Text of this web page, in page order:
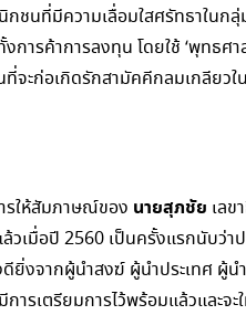
กชนที่มีความเลื่อมใสศรัทธาในก
ารค้าการลงทุน โดยใช้ ‘พุทธศ
ที่จะก่อเกิดรักสามัคคีกลมเกลีย
รให้สัมภาษณ์ของ นายสุภชัย เลข
เมื่อปี 2560 เป็นครั้งแรกนับว่า
ยิ่งจากผู้นำสงฆ์ ผู้นำประเทศ ผู้
ารเตรียมการไว้พร้อมแล้วและ